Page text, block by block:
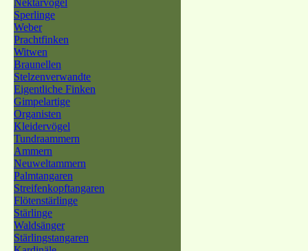
Nektarvögel
Sperlinge
Weber
Prachtfinken
Witwen
Braunellen
Stelzenverwandte
Eigentliche Finken
Gimpelartige
Organisten
Kleidervögel
Tundraammern
Ammern
Neuweltammern
Palmtangaren
Streifenkopftangaren
Flötenstärlinge
Stärlinge
Waldsänger
Stärlingstangaren